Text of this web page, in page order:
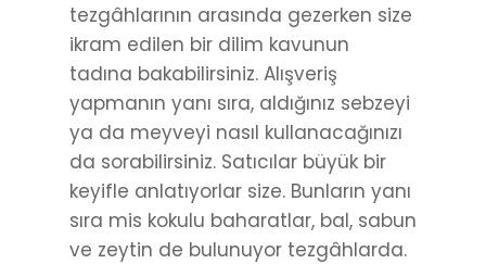
tezgâhlarının arasında gezerken size
ikram edilen bir dilim kavunun
tadına bakabilirsiniz. Alışveriş
yapmanın yanı sıra, aldığınız sebzeyi
ya da meyveyi nasıl kullanacağınızı
da sorabilirsiniz. Satıcılar büyük bir
keyifle anlatıyorlar size. Bunların yanı
sıra mis kokulu baharatlar, bal, sabun
ve zeytin de bulunuyor tezgâhlarda.